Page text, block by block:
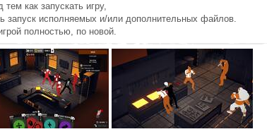
тем как запускать игру,
запуск исполняемых и/или дополнительных файлов.
полностью, по новой.